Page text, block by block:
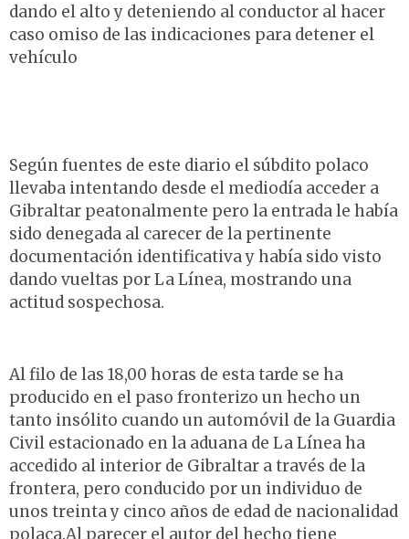
dando el alto y deteniendo al conductor al hacer
caso omiso de las indicaciones para detener el
vehículo
Según fuentes de este diario el súbdito polaco
llevaba intentando desde el mediodía acceder a
Gibraltar peatonalmente pero la entrada le había
sido denegada al carecer de la pertinente
documentación identificativa y había sido visto
dando vueltas por La Línea, mostrando una
actitud sospechosa.
Al filo de las 18,00 horas de esta tarde se ha
producido en el paso fronterizo un hecho un
tanto insólito cuando un automóvil de la Guardia
Civil estacionado en la aduana de La Línea ha
accedido al interior de Gibraltar a través de la
frontera, pero conducido por un individuo de
unos treinta y cinco años de edad de nacionalidad
polaca.Al parecer el autor del hecho tiene